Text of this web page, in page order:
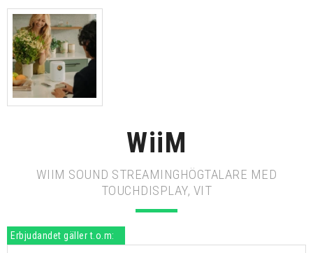
WiiM
WIIM SOUND STREAMINGHÖGTALARE MED
TOUCHDISPLAY, VIT
Erbjudandet gäller t.o.m: